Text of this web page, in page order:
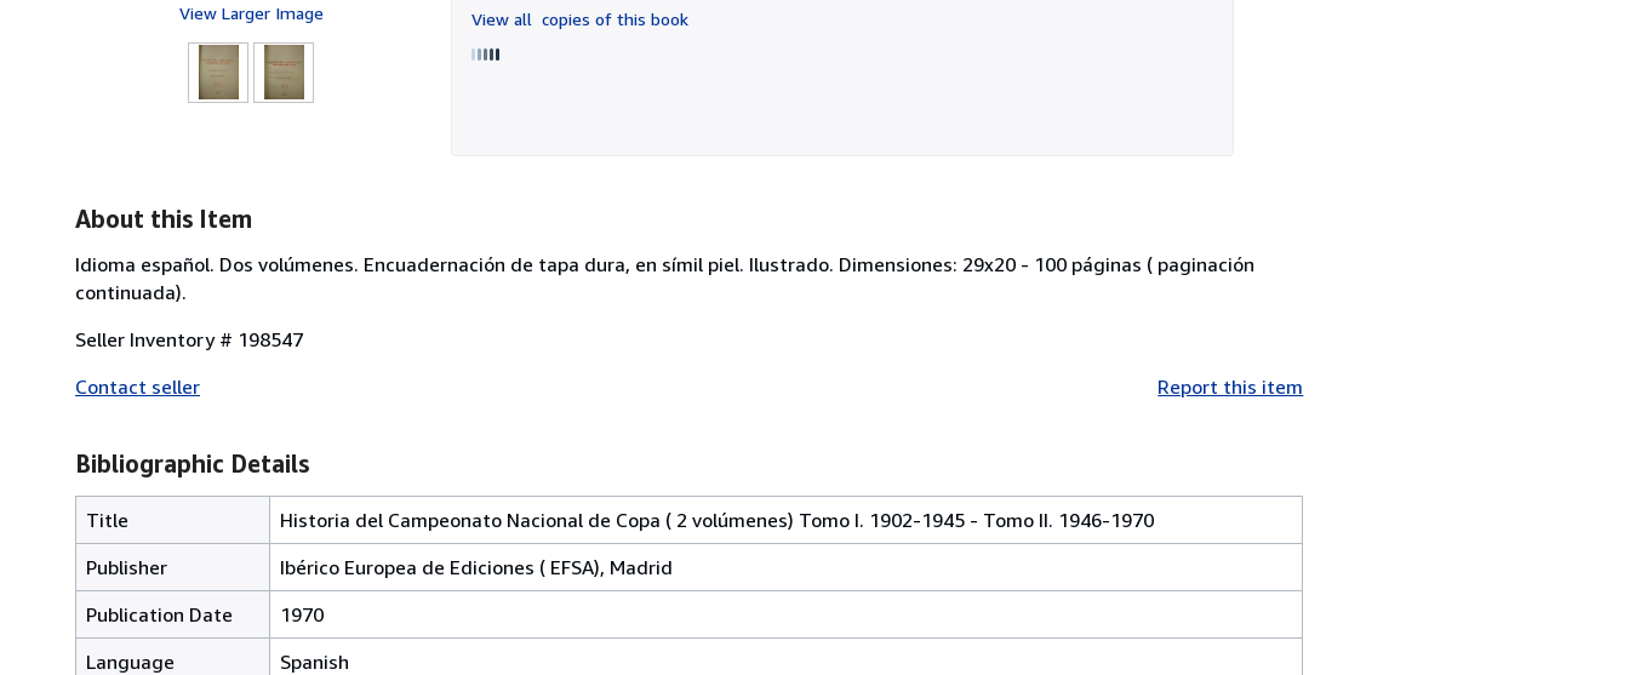
View Larger Image
of
5
View all copies of this book
About this Item
Idioma español. Dos volúmenes. Encuadernación de tapa dura, en símil piel. Ilustrado. Dimensiones: 29x20 - 100 páginas ( paginación
continuada).
Seller Inventory # 198547
Contact seller
Report this item
Bibliographic Details
Title
Historia del Campeonato Nacional de Copa ( 2 volúmenes) Tomo I. 1902-1945 - Tomo II. 1946-1970
Publisher
Ibérico Europea de Ediciones ( EFSA), Madrid
Publication Date
1970
Language
Spanish